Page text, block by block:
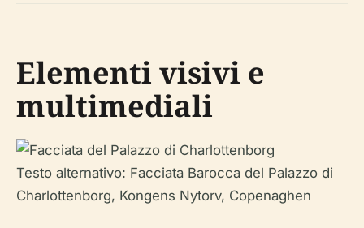
Elementi visivi e
multimediali
Testo alternativo: Facciata Barocca del Palazzo di
Charlottenborg, Kongens Nytorv, Copenaghen